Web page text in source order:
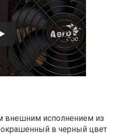
внешним исполнением из
в черный цвет